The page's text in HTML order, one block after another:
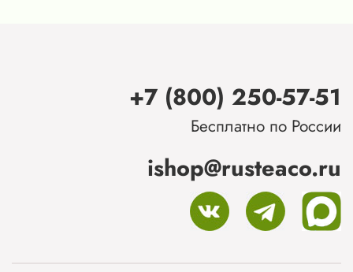
+7 (800) 250-57-51
Бесплатно по России
ishop@rusteaco.ru